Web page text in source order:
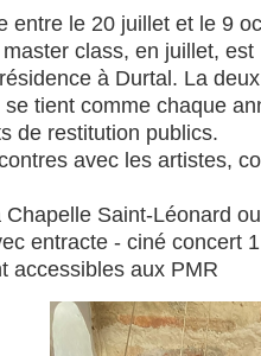
entre le 20 juillet et le 9
class, en juillet,
à Durtal. La
tient comme chaque
de restitution publics.
avec les artistes,
Saint-Léonard
entracte - ciné concert
accessibles aux PMR